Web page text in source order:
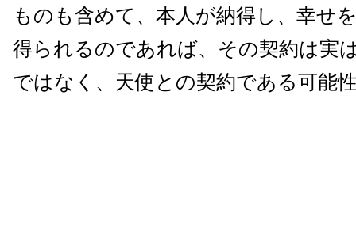
ものも含めて、本人が納得し、幸せ
得られるのであれば、その契約は実
ではなく、天使との契約である可能